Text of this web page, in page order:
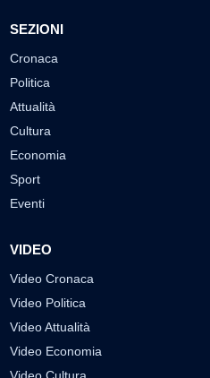
SEZIONI
Cronaca
Politica
Attualità
Cultura
Economia
Sport
Eventi
VIDEO
Video Cronaca
Video Politica
Video Attualità
Video Economia